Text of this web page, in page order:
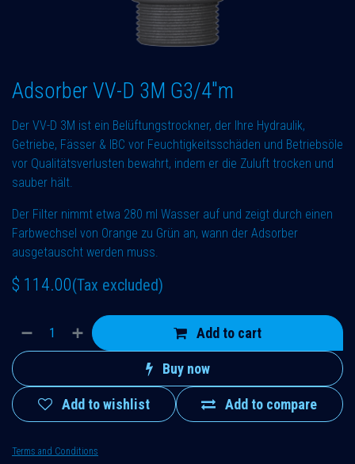
Adsorber VV-D 3M G3/4"m
Der VV-D 3M ist ein Belüftungstrockner, der Ihre Hydraulik,
Getriebe, Fässer & IBC vor Feuchtigkeitsschäden und Betriebsöle
vor Qualitätsverlusten bewahrt, indem er die Zuluft trocken und
sauber hält.
Der Filter nimmt etwa 280 ml Wasser auf und zeigt durch einen
Farbwechsel von Orange zu Grün an, wann der Adsorber
ausgetauscht werden muss.
$ 114.00(Tax excluded)
Add to cart
Buy now
Add to compare
Add to wishlist
Terms and Conditions